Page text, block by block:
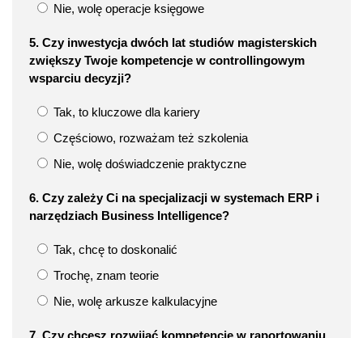
Nie, wolę operacje księgowe
5. Czy inwestycja dwóch lat studiów magisterskich
zwiększy Twoje kompetencje w controllingowym
wsparciu decyzji?
Tak, to kluczowe dla kariery
Częściowo, rozważam też szkolenia
Nie, wolę doświadczenie praktyczne
6. Czy zależy Ci na specjalizacji w systemach ERP i
narzędziach Business Intelligence?
Tak, chcę to doskonalić
Trochę, znam teorie
Nie, wolę arkusze kalkulacyjne
7. Czy chcesz rozwijać kompetencje w raportowaniu